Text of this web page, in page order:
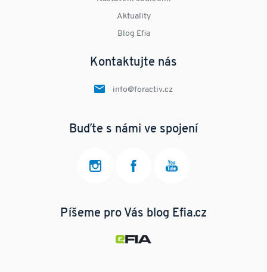
Aktuality
Blog Efia
Kontaktujte nás
info@foractiv.cz
Buďte s námi ve spojení
Píšeme pro Vás blog Efia.cz